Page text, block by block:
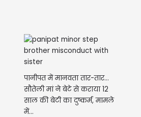
पानीपत में मानवता तार-तार...
सौतेली मां ने बेटे से कराया 12
साल की बेटी का दुष्कर्म, मामले
में...